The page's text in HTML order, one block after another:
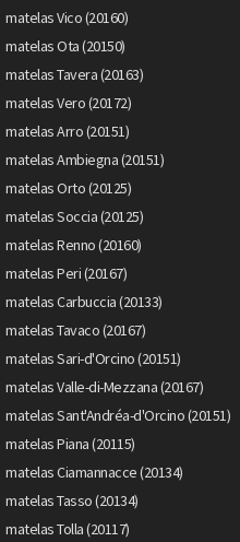
matelas Vico (20160)
matelas Ota (20150)
matelas Tavera (20163)
matelas Vero (20172)
matelas Arro (20151)
matelas Ambiegna (20151)
matelas Orto (20125)
matelas Soccia (20125)
matelas Renno (20160)
matelas Peri (20167)
matelas Carbuccia (20133)
matelas Tavaco (20167)
matelas Sari-d'Orcino (20151)
matelas Valle-di-Mezzana (20167)
matelas Sant'Andréa-d'Orcino (20151)
matelas Piana (20115)
matelas Ciamannacce (20134)
matelas Tasso (20134)
matelas Tolla (20117)